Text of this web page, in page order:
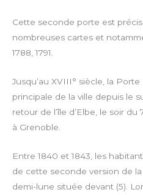
Cette seconde porte est
nombreuses cartes et
1788, 1791.
Jusqu’au XVIII° siècle, la
principale de la ville depuis le
retour de l’île d’Elbe, le soir du
à Grenoble.
Entre 1840 et 1843, les
de cette seconde version de
demi-lune située devant (5).